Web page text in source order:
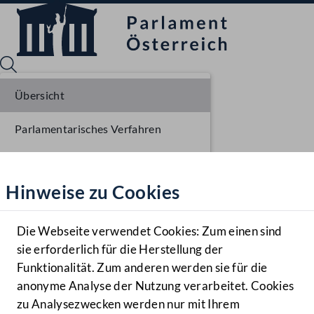
Hilfe
Benutzer
Navigationsmenü öffnen
MENÜ
Hinweise zu Cookies
Die Webseite verwendet Cookies: Zum einen sind
sie erforderlich für die Herstellung der
Funktionalität. Zum anderen werden sie für die
anonyme Analyse der Nutzung verarbeitet. Cookies
zu Analysezwecken werden nur mit Ihrem
Übersicht
Parlamentarisches Verfahren